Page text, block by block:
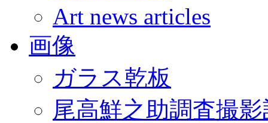
Art news articles
画像
ガラス乾板
尾高鮮之助調査撮